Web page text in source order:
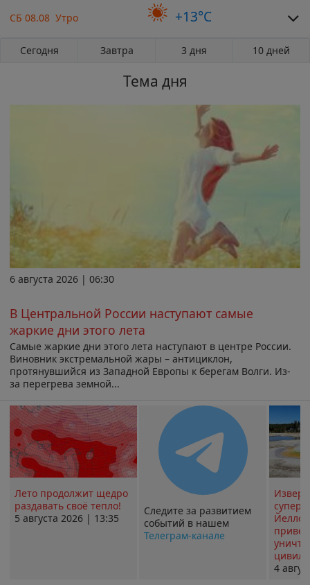
СБ 08.08 Утро +13°C
Сегодня Завтра 3 дня 10 дней
Тема дня
6 августа 2026 | 06:30
В Центральной России наступают самые
жаркие дни этого лета
Самые жаркие дни этого лета наступают в центре России.
Виновник экстремальной жары – антициклон,
протянувшийся из Западной Европы к берегам Волги. Из-
за перегрева земной...
Лето продолжит щедро
раздавать своё тепло!
5 августа 2026 | 13:35
Следите за развитием
событий в нашем
Телеграм-канале
4